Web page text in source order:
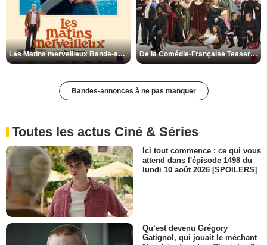
Les Matins merveilleux Bande-annonce VF De la Comédie-Française Teaser VF
Bandes-annonces à ne pas manquer
Toutes les actus Ciné & Séries
Ici tout commence : ce qui vous
attend dans l'épisode 1498 du
lundi 10 août 2026 [SPOILERS]
Qu’est devenu Grégory
Gatignol, qui jouait le méchant